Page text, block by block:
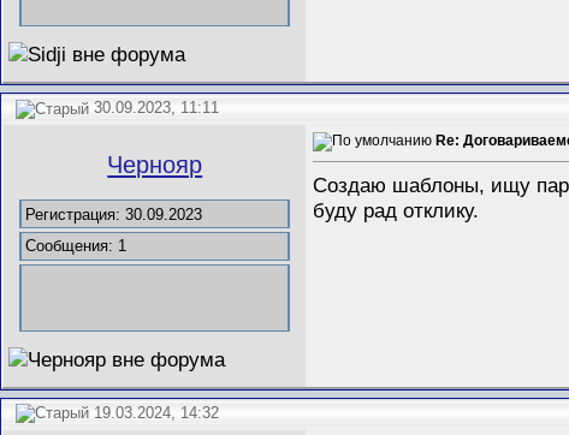
30.09.2023, 11:11
Чернояр
Регистрация: 30.09.2023
Сообщения: 1
Re:
Создаю шаблоны, ищу
буду рад отклику.
19.03.2024, 14:32